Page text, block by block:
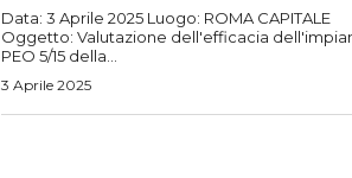
Data: 3 Aprile 2025 Luogo: ROMA CAPITALE
Oggetto: Valutazione dell'efficacia
PEO 5/15 della...
3 Aprile 2025